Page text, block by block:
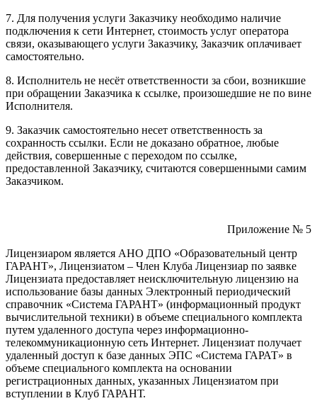
7. Для получения услуги Заказчику необходимо наличие
подключения к сети Интернет, стоимость услуг оператора
связи, оказывающего услуги Заказчику, Заказчик оплачивает
самостоятельно.
8. Исполнитель не несёт ответственности за сбои, возникшие
при обращении Заказчика к ссылке, произошедшие не по вине
Исполнителя.
9. Заказчик самостоятельно несет ответственность за
сохранность ссылки. Если не доказано обратное, любые
действия, совершенные с переходом по ссылке,
предоставленной Заказчику, считаются совершенными самим
Заказчиком.
Приложение № 5
Лицензиаром является АНО ДПО «Образовательный центр
ГАРАНТ», Лицензиатом – Член Клуба Лицензиар по заявке
Лицензиата предоставляет неисключительную лицензию на
использование базы данных Электронный периодический
справочник «Система ГАРАНТ» (информационный продукт
вычислительной техники) в объеме специального комплекта
путем удаленного доступа через информационно-
телекоммуникационную сеть Интернет. Лицензиат получает
удаленный доступ к базе данных ЭПС «Система ГАРАТ» в
объеме специального комплекта на основании
регистрационных данных, указанных Лицензиатом при
вступлении в Клуб ГАРАНТ.